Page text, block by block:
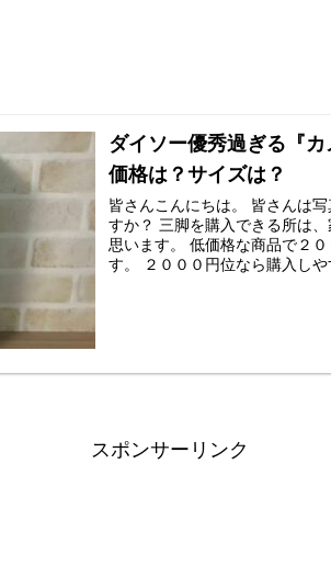
ダイソー優秀過ぎる『
価格は？サイズは？
皆さんこんにちは。 皆さんは
すか？ 三脚を購入できる所は
思います。 低価格な商品で２
す。 ２０００円位なら購入し
スポンサーリンク